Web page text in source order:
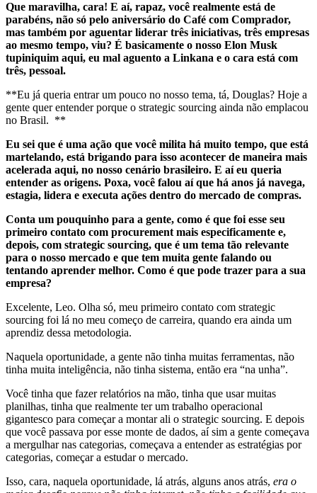
Que maravilha, cara! E aí, rapaz, você realmente está de
parabéns, não só pelo aniversário do Café com Comprador,
mas também por aguentar liderar três iniciativas, três empresas
ao mesmo tempo, viu? É basicamente o nosso Elon Musk
tupiniquim aqui, eu mal aguento a Linkana e o cara está com
três, pessoal.
**Eu já queria entrar um pouco no nosso tema, tá, Douglas? Hoje a
gente quer entender porque o strategic sourcing ainda não emplacou
no Brasil. **
Eu sei que é uma ação que você milita há muito tempo, que está
martelando, está brigando para isso acontecer de maneira mais
acelerada aqui, no nosso cenário brasileiro. E aí eu queria
entender as origens. Poxa, você falou aí que há anos já navega,
estagia, lidera e executa ações dentro do mercado de compras.
Conta um pouquinho para a gente, como é que foi esse seu
primeiro contato com procurement mais especificamente e,
depois, com strategic sourcing, que é um tema tão relevante
para o nosso mercado e que tem muita gente falando ou
tentando aprender melhor. Como é que pode trazer para a sua
empresa?
Excelente, Leo. Olha só, meu primeiro contato com ​​strategic
sourcing foi lá no meu começo de carreira, quando era ainda um
aprendiz dessa metodologia.
Naquela oportunidade, a gente não tinha muitas ferramentas, não
tinha muita inteligência, não tinha sistema, então era “na unha”.
Você tinha que fazer relatórios na mão, tinha que usar muitas
planilhas, tinha que realmente ter um trabalho operacional
gigantesco para começar a montar ali o ​​strategic sourcing. E depois
que você passava por esse monte de dados, aí sim a gente começava
a mergulhar nas categorias, começava a entender as estratégias por
categorias, começar a estudar o mercado.
Isso, cara, naquela oportunidade, lá atrás, alguns anos atrás, era o